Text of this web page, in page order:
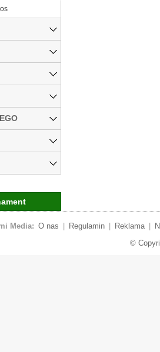
Media: O nas Regulamin Reklama
©